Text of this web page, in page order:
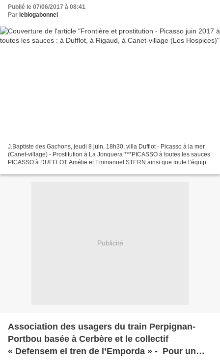
Publié le 07/06/2017 à 08:41
Par leblogabonnel
J.Baptiste des Gachons, jeudi 8 juin, 18h30, villa Dufflot - Picasso à la mer
(Canet-village) - Prostitution à La Jonquera ***PICASSO à toutes les sauces
PICASSO à DUFFLOT Amélie et Emmanuel STERN ainsi que toute l’équipe
Publicité
Association des usagers du train Perpignan-
Portbou basée à Cerbère et le collectif
« Defensem el tren de l’Emporda » - Pour un